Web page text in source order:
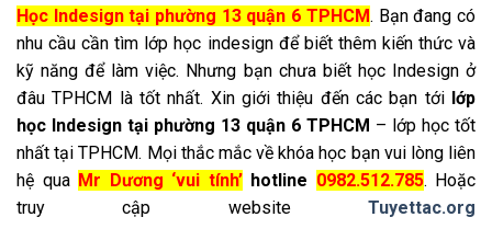
Học Indesign tại phường 13 quận 6 TPHCM. Bạn đang có
nhu cầu cần tìm lớp học indesign để biết thêm kiến thức và
kỹ năng để làm việc. Nhưng bạn chưa biết học Indesign ở
đâu TPHCM là tốt nhất. Xin giới thiệu đến các bạn tới lớp
học Indesign tại phường 13 quận 6 TPHCM – lớp học tốt
nhất tại TPHCM. Mọi thắc mắc về khóa học bạn vui lòng liên
hệ qua Mr Dương ‘vui tính’ hotline 0982.512.785. Hoặc
truy cập website Tuyettac.org